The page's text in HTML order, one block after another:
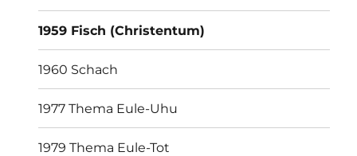
1959 Fisch (Christentum)
1960 Schach
1977 Thema Eule-Uhu
1979 Thema Eule-Tot